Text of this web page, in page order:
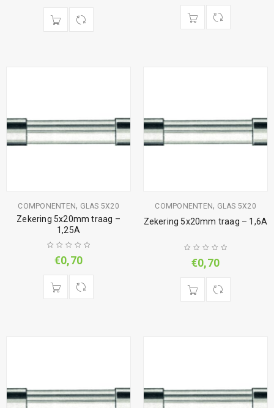
COMPONENTEN, GLAS 5X20
Zekering 5x20mm traag –
1,25A
€0,70
COMPONENTEN, GLAS 5X20
Zekering 5x20mm traag – 1,6A
€0,70